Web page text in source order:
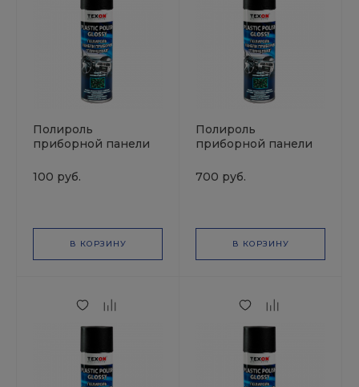
Полироль
приборной панели
аэрозоль 125 мл
TEXON
100 руб.
В КОРЗИНУ
Полироль
приборной панели
аэрозоль 1000 мл
TEXON
700 руб.
В КОРЗИНУ